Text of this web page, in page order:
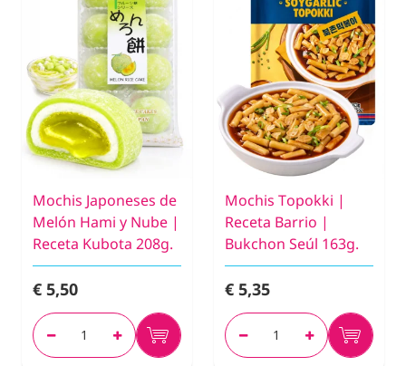
Mochis Japoneses de
Melón Hami y Nube |
Receta Kubota 208g.
€ 5,50
Mochis Topokki |
Receta Barrio |
Bukchon Seúl 163g.
€ 5,35